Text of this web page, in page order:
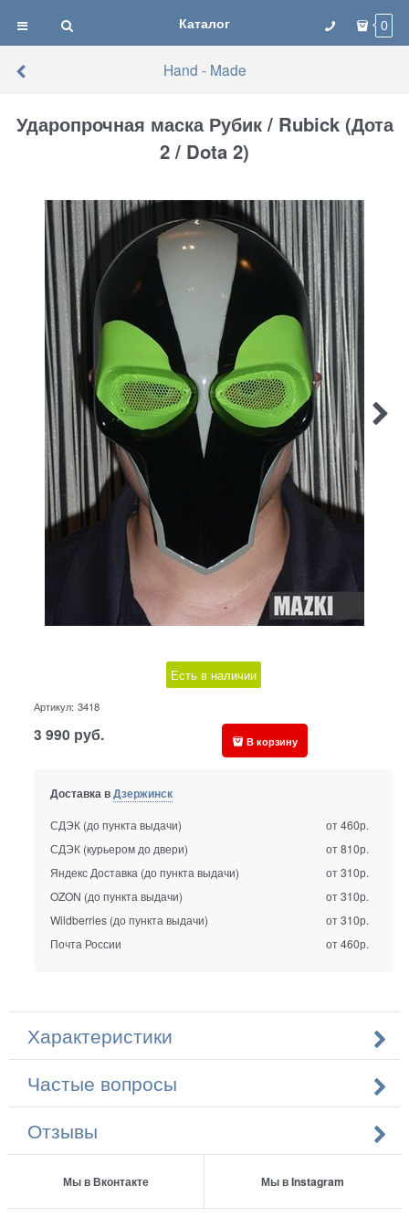
Каталог 0
Hand - Made
Ударопрочная маска Рубик / Rubick (Дота
2 / Dota 2)
Есть в наличии
Артикул: 3418
3 990 руб. В корзину
Доставка вДзержинск
СДЭК (до пункта выдачи)
от 460р.
СДЭК (курьером до двери)
от 810р.
Яндекс Доставка (до пункта выдачи)
от 310р.
OZON (до пункта выдачи)
от 310р.
Wildberries (до пункта выдачи)
от 310р.
Почта России
от 460р.
Характеристики
Частые вопросы
Отзывы
Мы в Вконтакте Мы в Instagram